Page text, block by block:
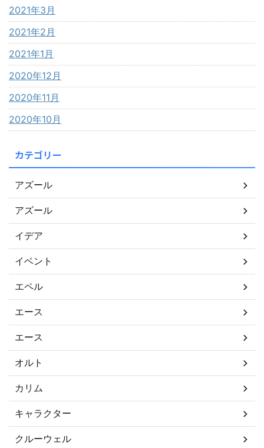
2021年3月
2021年2月
2021年1月
2020年12月
2020年11月
2020年10月
カテゴリー
アズール
アズール
イデア
イベント
エペル
エース
エース
オルト
カリム
キャラクター
クルーウェル